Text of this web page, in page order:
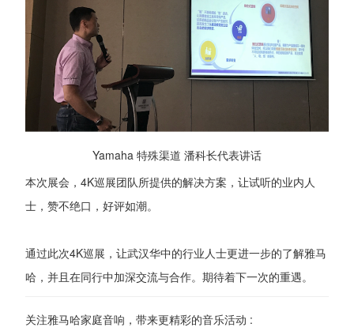
Yamaha 特殊渠道 潘科长代表讲话
本次展会，4K巡展团队所提供的解决方案，让试听的业内人
士，赞不绝口，好评如潮。
通过此次4K巡展，让武汉华中的行业人士更进一步的了解雅马
哈，并且在同行中加深交流与合作。期待着下一次的重遇。
关注雅马哈家庭音响，带来更精彩的音乐活动 :